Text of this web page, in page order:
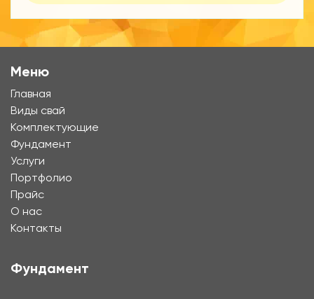
Меню
Главная
Виды свай
Комплектующие
Фундамент
Услуги
Портфолио
Прайс
О нас
Контакты
Фундамент